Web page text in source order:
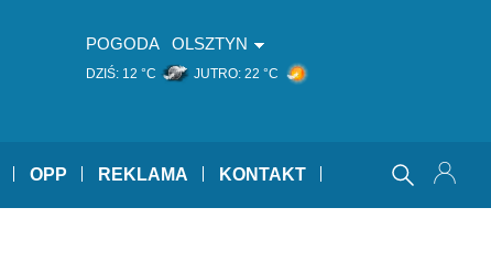
POGODA OLSZTYN
DZIŚ: 12 °C JUTRO: 22 °C
OPP REKLAMA KONTAKT